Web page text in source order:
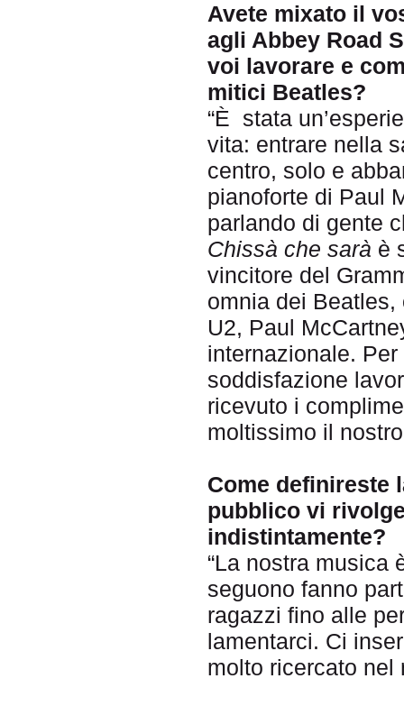
Avete mixato il
agli Abbey Road
voi lavorare e
mitici Beatles?
“È stata
vita: entrare nella
centro, solo e
pianoforte di Paul
parlando di gente
Chissà che sarà è
vincitore del
omnia dei
U2, Paul
internazionale.
soddisfazione
ricevuto i
moltissimo il
Come definireste
pubblico vi
indistintamente?
“La nostra musica
seguono fanno
ragazzi fino alle
lamentarci. Ci
molto ricercato nel